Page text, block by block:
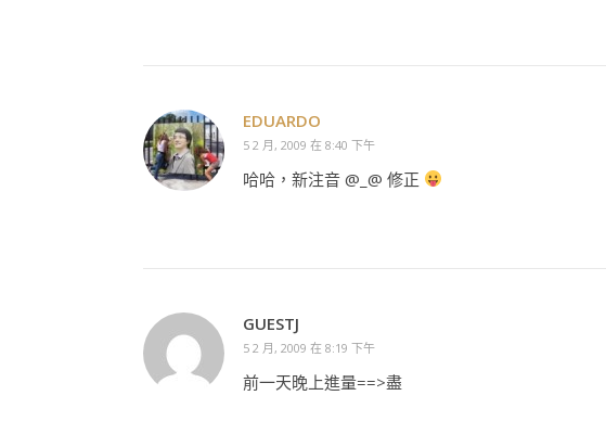
EDUARDO
5 2 月, 2009 在 8:40 下午
哈哈，新注音 @_@ 修正
GUESTJ
5 2 月, 2009 在 8:19 下午
前一天晚上進量==>盡